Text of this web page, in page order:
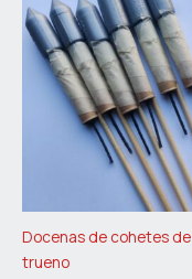
Docenas de cohetes de
trueno